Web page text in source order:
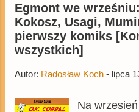
Egmont we
Kokosz, Usagi,
pierwszy komiks
wszystkich]
Autor: Radosław Koch - lipca
Na